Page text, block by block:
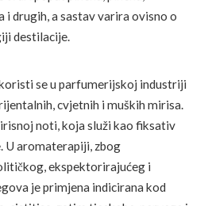
i drugih, a sastav varira ovisno o
destilacije.
se u parfumerijskoj industriji
cvjetnih i muških mirisa.
noti, koja služi kao fiksativ
U aromaterapiji, zbog
ekspektorirajućeg i
je primjena indicirana kod